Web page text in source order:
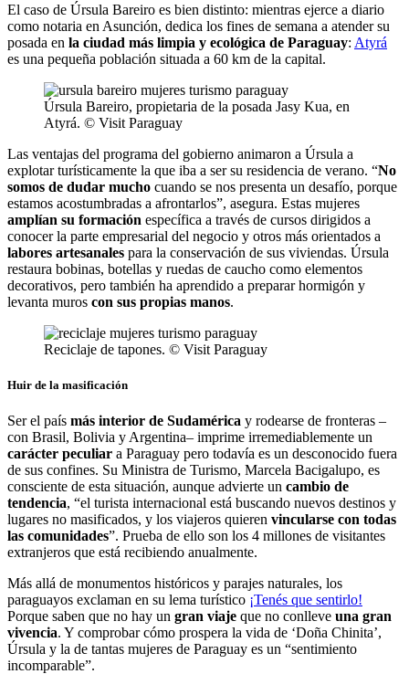
El caso de Úrsula Bareiro es bien distinto: mientras ejerce a diario
como notaria en Asunción, dedica los fines de semana a atender su
posada en la ciudad más limpia y ecológica de Paraguay: Atyrá
es una pequeña población situada a 60 km de la capital.
Úrsula Bareiro, propietaria de la posada Jasy Kua, en
Atyrá. © Visit Paraguay
Las ventajas del programa del gobierno animaron a Úrsula a
explotar turísticamente la que iba a ser su residencia de verano. “No
somos de dudar mucho cuando se nos presenta un desafío, porque
estamos acostumbradas a afrontarlos”, asegura. Estas mujeres
amplían su formación específica a través de cursos dirigidos a
conocer la parte empresarial del negocio y otros más orientados a
labores artesanales para la conservación de sus viviendas. Úrsula
restaura bobinas, botellas y ruedas de caucho como elementos
decorativos, pero también ha aprendido a preparar hormigón y
levanta muros con sus propias manos.
Reciclaje de tapones. © Visit Paraguay
Huir de la masificación
Ser el país más interior de Sudamérica y rodearse de fronteras –
con Brasil, Bolivia y Argentina– imprime irremediablemente un
carácter peculiar a Paraguay pero todavía es un desconocido fuera
de sus confines. Su Ministra de Turismo, Marcela Bacigalupo, es
consciente de esta situación, aunque advierte un cambio de
tendencia, “el turista internacional está buscando nuevos destinos y
lugares no masificados, y los viajeros quieren vincularse con todas
las comunidades”. Prueba de ello son los 4 millones de visitantes
extranjeros que está recibiendo anualmente.
Más allá de monumentos históricos y parajes naturales, los
paraguayos exclaman en su lema turístico ¡Tenés que sentirlo!
Porque saben que no hay un gran viaje que no conlleve una gran
vivencia. Y comprobar cómo prospera la vida de ‘Doña Chinita’,
Úrsula y la de tantas mujeres de Paraguay es un “sentimiento
incomparable”.